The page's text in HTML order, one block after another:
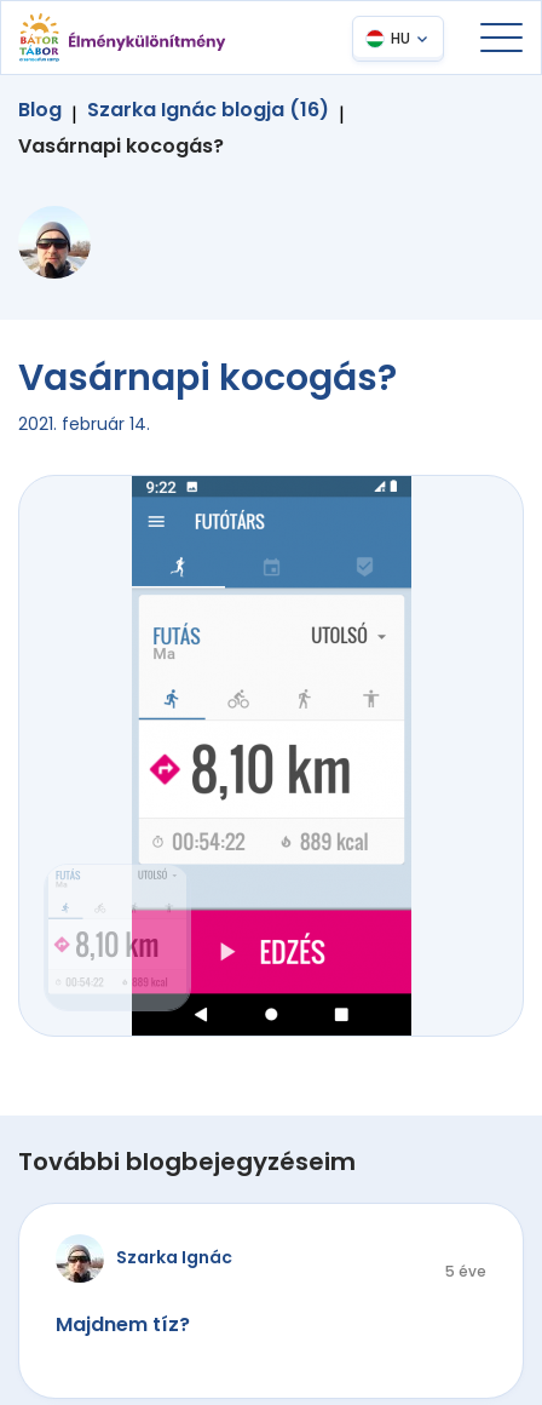
HU
Blog | Szarka Ignác blogja (16) |
Vasárnapi kocogás?
Vasárnapi kocogás?
2021. február 14.
További blogbejegyzéseim
Szarka Ignác
5 éve
Majdnem tíz?